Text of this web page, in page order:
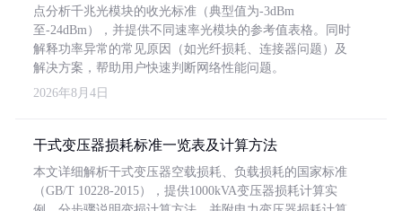
点分析千兆光模块的收光标准（典型值为-3dBm
至-24dBm），并提供不同速率光模块的参考值表格。同时
解释功率异常的常见原因（如光纤损耗、连接器问题）及
解决方案，帮助用户快速判断网络性能问题。
2026年8月4日
干式变压器损耗标准一览表及计算方法
本文详细解析干式变压器空载损耗、负载损耗的国家标准
（GB/T 10228-2015），提供1000kVA变压器损耗计算实